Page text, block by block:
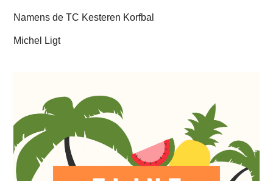
Namens de TC Kesteren Korfbal
Michel Ligt